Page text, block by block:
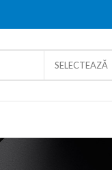
SELECTEAZĂ